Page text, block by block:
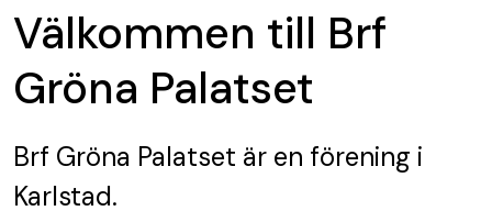
Välkommen till Brf
Gröna Palatset
Brf Gröna Palatset är en förening i
Karlstad.